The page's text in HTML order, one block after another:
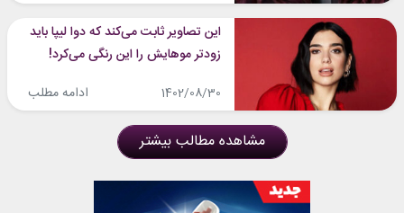
این تصاویر ثابت می‌کند که دوا لیپا باید
زودتر موهایش را این رنگی می‌کرد!
1402/08/30 ادامه مطلب
مشاهده مطالب بیشتر